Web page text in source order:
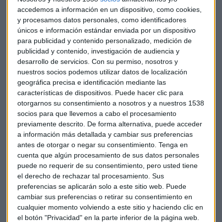
accedemos a información en un dispositivo, como cookies,
y procesamos datos personales, como identificadores
únicos e información estándar enviada por un dispositivo
para publicidad y contenido personalizado, medición de
publicidad y contenido, investigación de audiencia y
desarrollo de servicios. Con su permiso, nosotros y
nuestros socios podemos utilizar datos de localización
geográfica precisa e identificación mediante las
características de dispositivos. Puede hacer clic para
otorgarnos su consentimiento a nosotros y a nuestros 1538
socios para que llevemos a cabo el procesamiento
previamente descrito. De forma alternativa, puede acceder
a información más detallada y cambiar sus preferencias
antes de otorgar o negar su consentimiento. Tenga en
cuenta que algún procesamiento de sus datos personales
puede no requerir de su consentimiento, pero usted tiene
el derecho de rechazar tal procesamiento. Sus
preferencias se aplicarán solo a este sitio web. Puede
cambiar sus preferencias o retirar su consentimiento en
cualquier momento volviendo a este sitio y haciendo clic en
el botón "Privacidad" en la parte inferior de la página web.
transacciones financieras y de lucha contra el fraude fiscal,
que ha denominado "medidas fiscales para contener el
déficit", se aprobarán en el Consejo de Ministros del 18 de
enero.
La ministra espera que los datos de cierre de 2018 arrojen un
crecimiento económico del 2,6 por ciento, como estaba
previsto, impulsado por una evolución más positiva de lo
esperado del mercado laboral o el precio del petróleo. Esto,
unido al impacto positivo de medidas como la subida del
salario mínimo o las pensiones, hubiera supuesto una
revisión al alza de la previsión de 2019 de no ser por el ajuste
fiscal que hay que hacer para que el déficit público pase del
2,7 por ciento en 2018 al 1,3 por ciento en 2019, en lugar de al
1,8 por ciento como planteaba el Ejecutivo, una
flexibilización que no ha sido posible por el bloqueo del
Senado, donde el PP tiene mayoría absoluta.